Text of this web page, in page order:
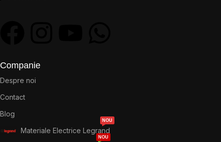
Companie
Despre noi
Contact
Blog
Materiale Electrice Legrand
NOU
NOU